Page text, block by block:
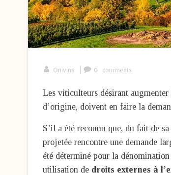
Onivins 0 comments
Les viticulteurs désirant
d’origine, doivent en faire la
S’il a été reconnu que, du fait de
projetée rencontre une demande
été déterminé pour la
utilisation de droits externes à